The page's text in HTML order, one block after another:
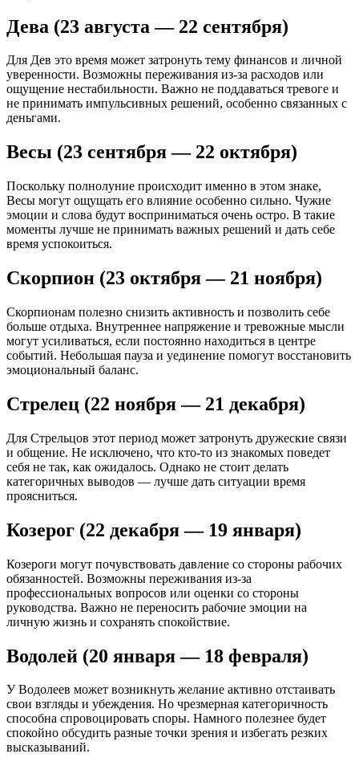
Дева (23 августа — 22 сентября)
Для Дев это время может затронуть тему финансов и личной
уверенности. Возможны переживания из-за расходов или
ощущение нестабильности. Важно не поддаваться тревоге и
не принимать импульсивных решений, особенно связанных с
деньгами.
Весы (23 сентября — 22 октября)
Поскольку полнолуние происходит именно в этом знаке,
Весы могут ощущать его влияние особенно сильно. Чужие
эмоции и слова будут восприниматься очень остро. В такие
моменты лучше не принимать важных решений и дать себе
время успокоиться.
Скорпион (23 октября — 21 ноября)
Скорпионам полезно снизить активность и позволить себе
больше отдыха. Внутреннее напряжение и тревожные мысли
могут усиливаться, если постоянно находиться в центре
событий. Небольшая пауза и уединение помогут восстановить
эмоциональный баланс.
Стрелец (22 ноября — 21 декабря)
Для Стрельцов этот период может затронуть дружеские связи
и общение. Не исключено, что кто-то из знакомых поведет
себя не так, как ожидалось. Однако не стоит делать
категоричных выводов — лучше дать ситуации время
проясниться.
Козерог (22 декабря — 19 января)
Козероги могут почувствовать давление со стороны рабочих
обязанностей. Возможны переживания из-за
профессиональных вопросов или оценки со стороны
руководства. Важно не переносить рабочие эмоции на
личную жизнь и сохранять спокойствие.
Водолей (20 января — 18 февраля)
У Водолеев может возникнуть желание активно отстаивать
свои взгляды и убеждения. Но чрезмерная категоричность
способна спровоцировать споры. Намного полезнее будет
спокойно обсудить разные точки зрения и избегать резких
высказываний.